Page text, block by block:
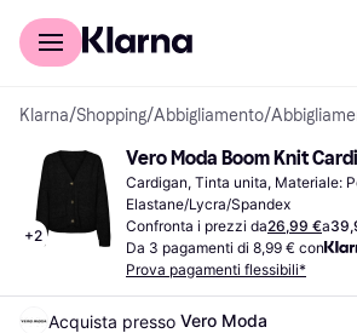
Per il tuo shopping
Klarna/Shopping/Abbigliamento/
+2
Vero Moda Boom Knit
Cardigan, Tinta unita, Materiale:
Elastane/Lycra/Spandex
Confronta i prezzi da26,99 €a
Da 3 pagamenti di 8,99 € con
Prova pagamenti flessibili*
Acquista presso Vero Moda